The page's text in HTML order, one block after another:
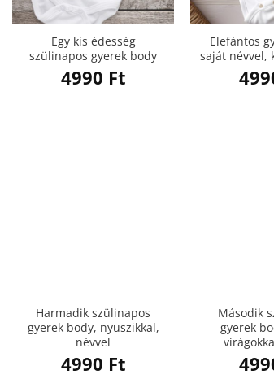
Egy kis édesség
szülinapos gyerek body
4990 Ft
Elefántos
saját névvel,
Harmadik szülinapos
gyerek body, nyuszikkal,
névvel
4990 Ft
Második
gyerek